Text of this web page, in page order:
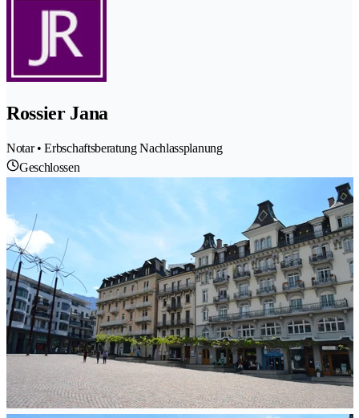
Rossier Jana
Notar • Erbschaftsberatung Nachlassplanung
Geschlossen